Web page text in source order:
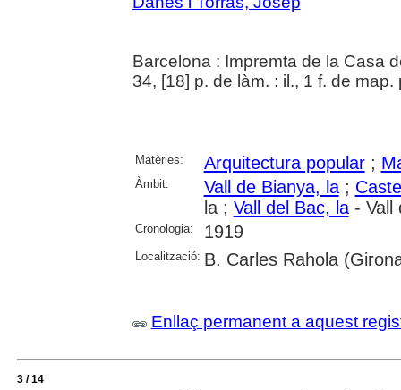
Barcelona : Impremta de la Casa
34, [18] p. de làm. : il., 1 f. de map.
Matèries: Arquitectura popular;
Àmbit: Vall de Bianya, la;
la ; Vall del Bac, la- Vall
Cronologia: 1919
Localització: B. Carles Rahola
Enllaç permanent a aquest
3 / 14